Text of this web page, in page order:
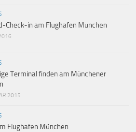
Check-in am Flughafen München
Terminal finden am Münchener
2015
Flughafen München